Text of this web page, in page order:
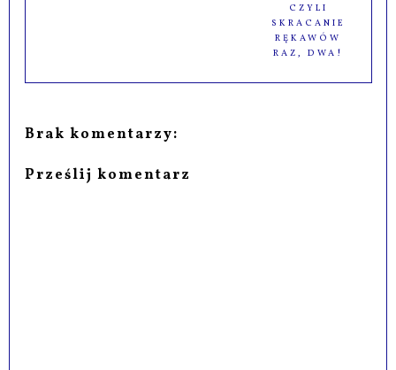
CZYLI
SKRACANIE
RĘKAWÓW
RAZ, DWA!
Brak komentarzy:
Prześlij komentarz